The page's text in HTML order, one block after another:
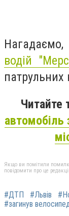
водій
патрульних
Читайте
автомобіль
Якщо ви помітили
повідомити про це
#ДТП #Львів
#загинув